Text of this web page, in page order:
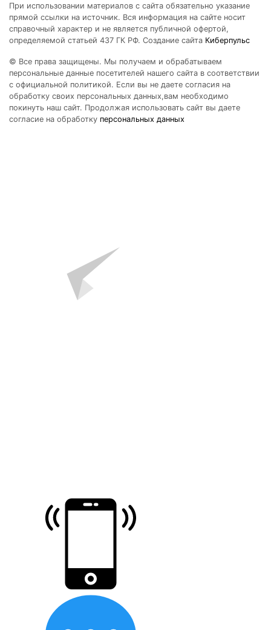
При использовании материалов с сайта обязательно указание
прямой ссылки на источник. Вся информация на сайте носит
справочный характер и не является публичной офертой,
определяемой статьей 437 ГК РФ. Создание сайта Киберпульс
© Все права защищены. Мы получаем и обрабатываем
персональные данные посетителей нашего сайта в соответствии
с официальной политикой. Если вы не даете согласия на
обработку своих персональных данных,вам необходимо
покинуть наш сайт. Продолжая использовать сайт вы даете
согласие на обработку персональных данных